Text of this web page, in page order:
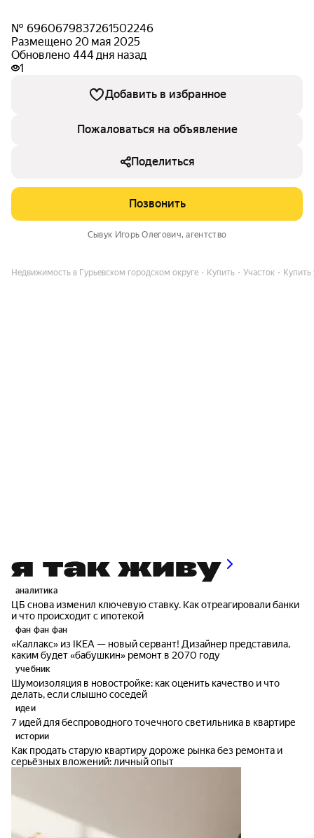
№ 6960679837261502246
Размещено 20 мая 2025
Обновлено 444 дня назад
1
Добавить в избранное
Пожаловаться на объявление
Поделиться
Позвонить
Сывук Игорь Олегович, агентство
Недвижимость в Гурьевском городском округе Купить Участок Купить
аналитика
ЦБ снова изменил ключевую ставку. Как отреагировали банки
и что происходит с ипотекой
фан фан фан
«Каллакс» из IKEA — новый сервант! Дизайнер представила,
каким будет «бабушкин» ремонт в 2070 году
учебник
Шумоизоляция в новостройке: как оценить качество и что
делать, если слышно соседей
идеи
7 идей для беспроводного точечного светильника в квартире
истории
Как продать старую квартиру дороже рынка без ремонта и
серьёзных вложений: личный опыт